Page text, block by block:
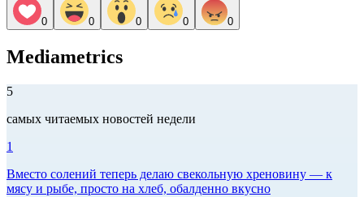
0 0 0 0 0
Mediametrics
5
самых читаемых новостей недели
1
Вместо солений теперь делаю свекольную хреновину — к
мясу и рыбе, просто на хлеб, обалденно вкусно